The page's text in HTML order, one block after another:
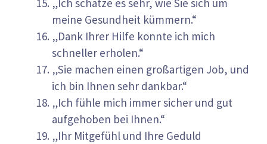
meine Gesundheit kümmern.“
„Dank Ihrer Hilfe konnte ich mich
schneller erholen.“
„Sie machen einen großartigen Job, und
ich bin Ihnen sehr dankbar.“
„Ich fühle mich immer sicher und gut
aufgehoben bei Ihnen.“
„Ihr Mitgefühl und Ihre Geduld